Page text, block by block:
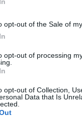
opt-out of the Sale of
opt-out of processing
opt-out of Collection,
Data that Is
να
το χιούμορ
για φίλο
τον